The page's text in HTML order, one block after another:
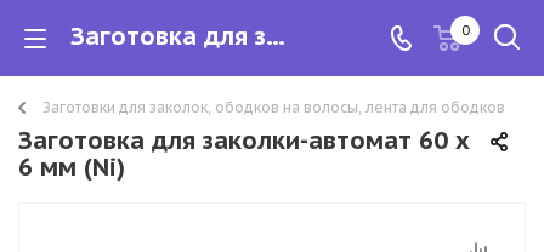
Заготовка для заколки-автомат 60 х 6 мм (Ni) 0
Заготовки для заколок, ободков на волосы, лента для ободков
Заготовка для заколки-автомат 60 х
6 мм (Ni)